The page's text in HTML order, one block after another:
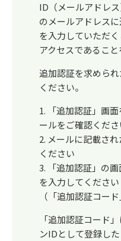
ID（メールアドレ
のメールアドレス
を入力していただ
アクセスであること
追加認証を求めら
ください。
1. 「追加認証」画
ールをご確認くださ
2. メールに記載さ
ください
3. 「追加認証」の画
を入力してください
（「追加認証コー
「追加認証コード
ンIDとして登録し